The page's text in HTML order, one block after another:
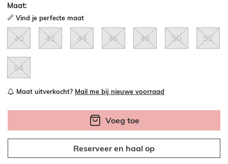
Maat:
Vind je perfecte maat
40 42 44 46 48 50 52
54
Maat uitverkocht? Mail me bij nieuwe voorraad
Voeg toe
Reserveer en haal op